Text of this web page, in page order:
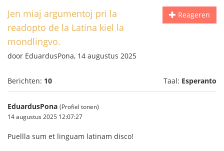
Reageren
Jen miaj argumentoj pri la
readopto de la Latina kiel la
mondlingvo.
door EduardusPona, 14 augustus 2025
Berichten: 10 Taal: Esperanto
EduardusPona (Profiel tonen)
14 augustus 2025 12:07:27
Puellla sum et linguam latinam disco!